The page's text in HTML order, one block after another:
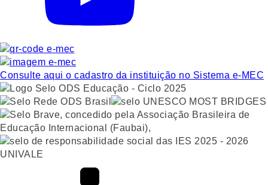
Consulte aqui o cadastro da instituição no Sistema e-MEC
UNIVALE